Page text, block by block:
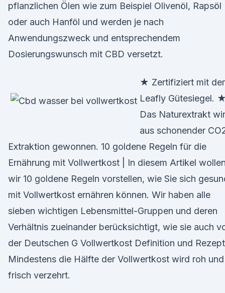
pflanzlichen Ölen wie zum Beispiel Olivenöl, Rapsöl
oder auch Hanföl und werden je nach
Anwendungszweck und entsprechendem
Dosierungswunsch mit CBD versetzt.
★ Zertifiziert mit
Leafly Gütesiegel. ★
Das Naturextrakt
aus schonender
Extraktion gewonnen. 10 goldene Regeln für die
Ernährung mit Vollwertkost | In diesem Artikel wollen
wir 10 goldene Regeln vorstellen, wie Sie sich
mit Vollwertkost ernähren können. Wir haben alle
sieben wichtigen Lebensmittel-Gruppen und deren
Verhältnis zueinander berücksichtigt, wie sie auch
der Deutschen G Vollwertkost Definition und
Mindestens die Hälfte der Vollwertkost wird roh und
frisch verzehrt.